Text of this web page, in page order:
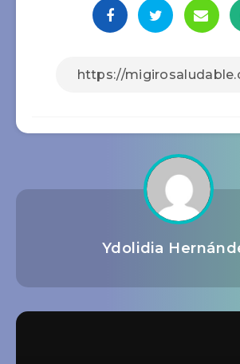
Ydolidia